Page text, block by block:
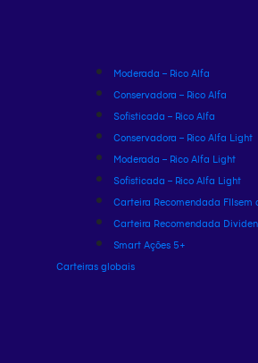
Moderada – Rico Alfa
Conservadora – Rico Alfa
Sofisticada – Rico Alfa
Conservadora – Rico Alfa Light
Moderada – Rico Alfa Light
Sofisticada – Rico Alfa Light
Carteira Recomendada FIIsem
Carteira Recomendada
Smart Ações 5+
Carteiras globais